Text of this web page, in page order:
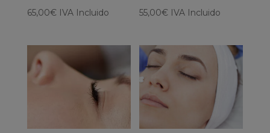
65,00€ IVA Incluido 55,00€ IVA Incluido